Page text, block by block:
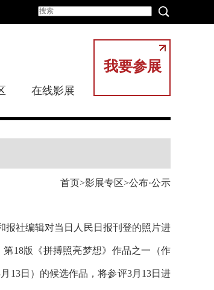
我要参展
在线影展
首页 影展专区 公布·公示
报社编辑对当日人民日报刊登的照片进
第18版 《拼搏照亮梦想》作品之一（作
13日）的候选作品，将参评3月13日进